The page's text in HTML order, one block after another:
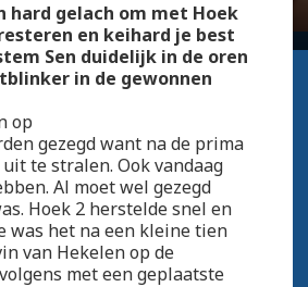
hard gelach om met Hoek
en keihard je best
Sen duidelijk in de oren
in de gewonnen
op
gezegd want na de prima
te stralen. Ook vandaag
Al moet wel gezegd
Hoek 2 herstelde snel en
was het na een kleine tien
van Hekelen op de
met een geplaatste